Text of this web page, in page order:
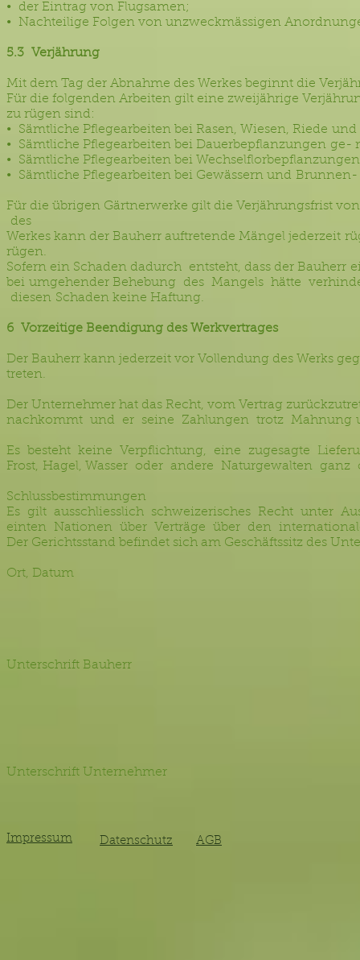
• der Eintrag von Flugsamen;
• Nachteilige Folgen von unzweckmässigen
5.3 Verjährung
Mit dem Tag der Abnahme des Werkes beginnt die
Für die folgenden Arbeiten gilt eine zweijährige
zu rügen sind:
• Sämtliche Pflegearbeiten bei Rasen, Wiesen, Riede
• Sämtliche Pflegearbeiten bei Dauerbepflanzungen ge-
• Sämtliche Pflegearbeiten bei
• Sämtliche Pflegearbeiten bei Gewässern und
Für die übrigen Gärtnerwerke gilt die Verjährungsfrist
des
Werkes kann der Bauherr auftretende Mängel jederzeit
rügen.
Sofern ein Schaden dadurch entsteht, dass der Bauherr
bei umgehender Behebung des Mangels hätte
diesen Schaden keine Haftung.
6 Vorzeitige Beendigung des Werkvertrages
Der Bauherr kann jederzeit vor Vollendung des Werks
treten.
Der Unternehmer hat das Recht, vom Vertrag
nachkommt und er seine Zahlungen trotz Mahnung
Es besteht keine Verpflichtung, eine zugesagte
Frost, Hagel, Wasser oder andere Naturgewalten
Schlussbestimmungen
Es gilt ausschliesslich schweizerisches Recht unter
einten Nationen über Verträge über den
Der Gerichtsstand befindet sich am Geschäftssitz des
Ort, Datum
Unterschrift Bauherr
Unterschrift Unternehmer
Impressum Datenschutz AGB